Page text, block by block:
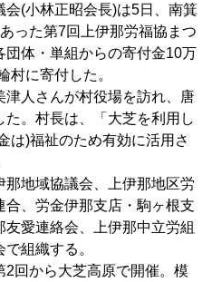
(小林正昭会長)は5日、南箕
った第7回上伊那労福協まつ
団体・単組からの寄付金10万
村に寄付した。
人さんが村役場を訪れ、唐
。村長は、「大芝を利用し
は)福祉のため有効に活用さ
地域協議会、上伊那地区労
、労金伊那支店・駒ヶ根支
愛連絡会、上伊那中立労組
組織する。
回から大芝高原で開催。模